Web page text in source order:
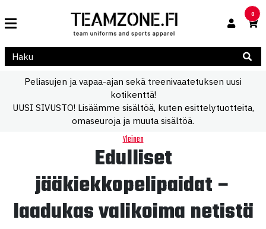
0
Peliasujen ja vapaa-ajan sekä treenivaatetuksen uusi
kotikenttä!
UUSI SIVUSTO! Lisäämme sisältöä, kuten esittelytuotteita,
omaseuroja ja muuta sisältöä.
Yleinen
Edulliset
jääkiekkopelipaidat –
laadukas valikoima netistä